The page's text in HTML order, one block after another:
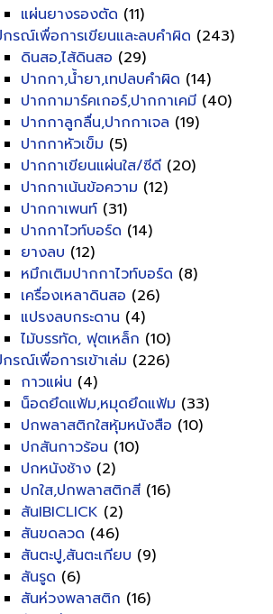
แผ่นยางรองตัด (11)
รณ์เพื่อการเขียนและลบคำผิด (243)
ดินสอ,ไส้ดินสอ (29)
ปากกา,น้ำยา,เทปลบคำผิด (14)
ปากกามาร์คเกอร์,ปากกาเคมี (40)
ปากกาลูกลื่น,ปากกาเจล (19)
ปากกาหัวเข็ม (5)
ปากกาเขียนแผ่นใส/ซีดี (20)
ปากกาเน้นข้อความ (12)
ปากกาเพนท์ (31)
ปากกาไวท์บอร์ด (14)
ยางลบ (12)
หมึกเติมปากกาไวท์บอร์ด (8)
เครื่องเหลาดินสอ (26)
แปรงลบกระดาน (4)
ไม้บรรทัด, ฟุตเหล็ก (10)
รณ์เพื่อการเข้าเล่ม (226)
กาวแผ่น (4)
น็อดยึดแฟ้ม,หมุดยึดแฟ้ม (33)
ปกพลาสติกใสหุ้มหนังสือ (10)
ปกสันกาวร้อน (10)
ปกหนังช้าง (2)
ปกใส,ปกพลาสติกสี (16)
สันIBICLICK (2)
สันขดลวด (46)
สันตะปู,สันตะเกียบ (9)
สันรูด (6)
สันห่วงพลาสติก (16)